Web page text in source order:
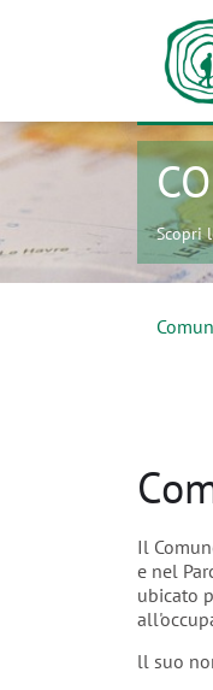
Scopri
Il
e nel
ubicato
ll suo